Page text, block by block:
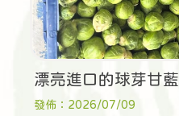
漂亮進口的球芽甘藍
發佈：2026/07/09